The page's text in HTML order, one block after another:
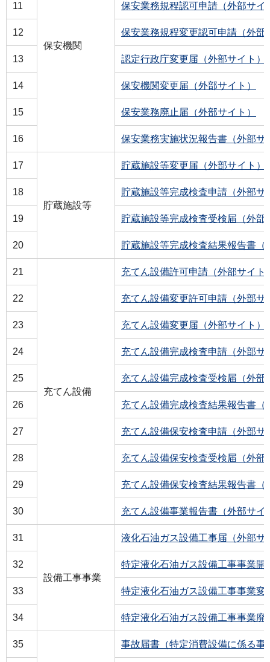
保安機関
11 保安業務規程認可申請（外部サイ
12 保安業務規程変更認可申請（外部
13 認定行政庁変更届（外部サイト）
14 保安機関変更届（外部サイト）
15 保安業務廃止届（外部サイト）
16 保安業務実施状況報告書（外部サ
17
貯蔵施設等
貯蔵施設等変更届（外部サイト）
18 貯蔵施設等完成検査申請（外部サ
19 貯蔵施設等完成検査受検届（外部
20 貯蔵施設等完成検査結果報告書（
21
充てん設備
充てん設備許可申請（外部サイト
22 充てん設備変更許可申請（外部サ
23 充てん設備変更届（外部サイト）
24 充てん設備完成検査申請（外部サ
25 充てん設備完成検査受検届（外部
26 充てん設備完成検査結果報告書（
27 充てん設備保安検査申請（外部サ
28 充てん設備保安検査受検届（外部
29 充てん設備保安検査結果報告書（
30 充てん設備事業報告書（外部サイ
31
設備工事事業
液化石油ガス設備工事届（外部サ
32 特定液化石油ガス設備工事事業開
33 特定液化石油ガス設備工事事業変
34 特定液化石油ガス設備工事事業廃
35 事故届書（特定消費設備に係る事